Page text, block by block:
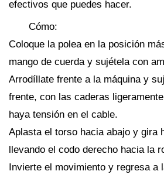
efectivos que puedes hacer.
Cómo:
Coloque la polea en la posición
mango de cuerda y sujétela con
Arrodíllate frente a la máquina y
frente, con las caderas
haya tensión en el cable.
Aplasta el torso hacia abajo y gira
llevando el codo derecho hacia la
Invierte el movimiento y regresa a